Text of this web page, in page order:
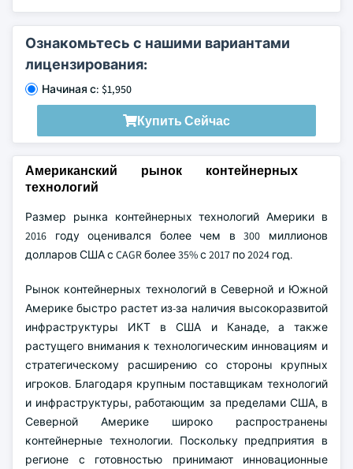
Ознакомьтесь с нашими вариантами
лицензирования:
Начиная с: $1,950
Купить Сейчас
Американский рынок контейнерных
технологий
Размер рынка контейнерных технологий Америки в
2016 году оценивался более чем в 300 миллионов
долларов США с CAGR более 35% с 2017 по 2024 год.
Рынок контейнерных технологий в Северной и Южной
Америке быстро растет из-за наличия высокоразвитой
инфраструктуры ИКТ в США и Канаде, а также
растущего внимания к технологическим инновациям и
стратегическому расширению со стороны крупных
игроков. Благодаря крупным поставщикам технологий
и инфраструктуры, работающим за пределами США, в
Северной Америке широко распространены
контейнерные технологии. Поскольку предприятия в
регионе с готовностью принимают инновационные